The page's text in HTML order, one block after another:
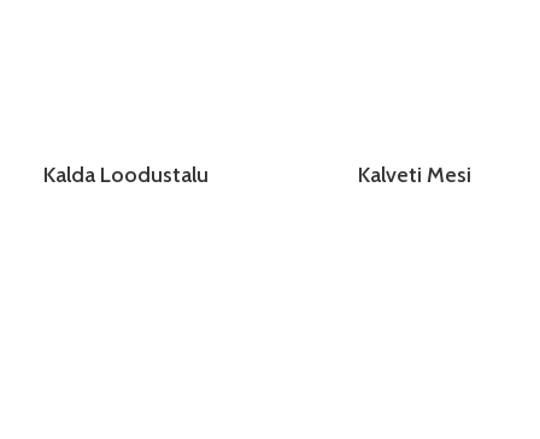
Kalda Loodustalu Kalveti Mesi